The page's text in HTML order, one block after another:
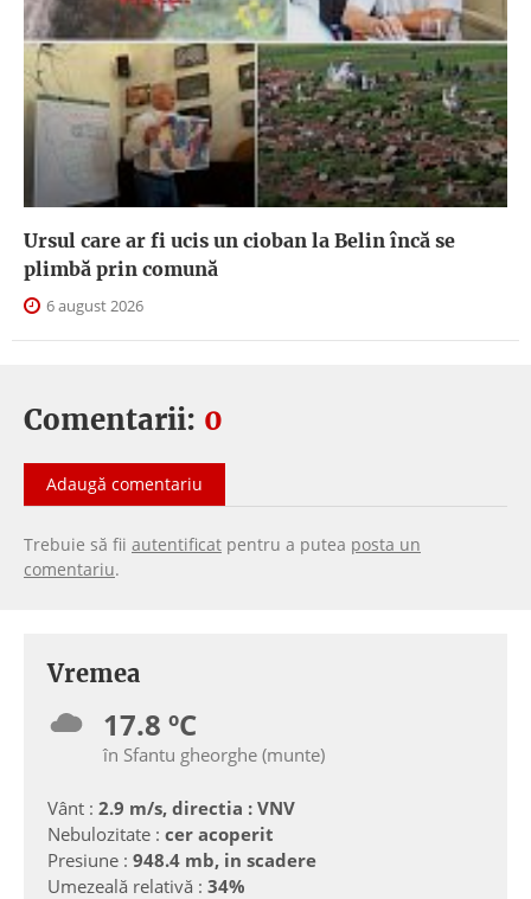
Ursul care ar fi ucis un cioban la Belin încă se
plimbă prin comună
6 august 2026
Comentarii: 0
Adaugă comentariu
Trebuie să fii autentificat pentru a putea posta un
comentariu.
Vremea
17.8 ºC
în Sfantu gheorghe (munte)
Vânt : 2.9 m/s, directia : VNV
Nebulozitate : cer acoperit
Presiune : 948.4 mb, in scadere
Umezeală relativă : 34%